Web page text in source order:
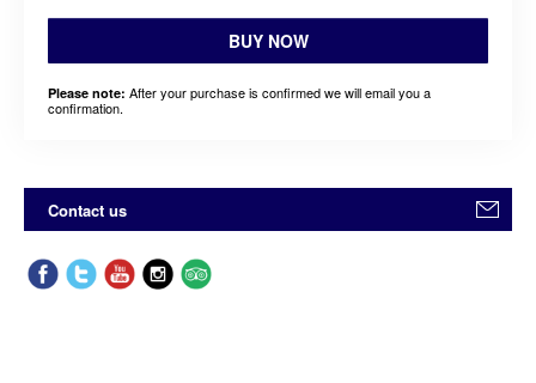
BUY NOW
Please note: After your purchase is confirmed we will email you a
confirmation.
Contact us